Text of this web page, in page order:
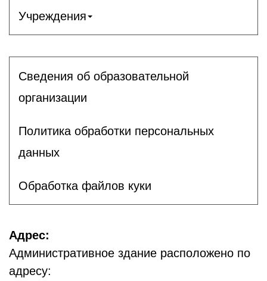
Учреждения
Сведения об образовательной
организации
Политика обработки персональных
данных
Обработка файлов куки
Адрес:
Административное здание расположено по
адресу: